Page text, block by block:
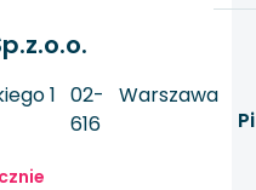
1 02-
616
Warszawa